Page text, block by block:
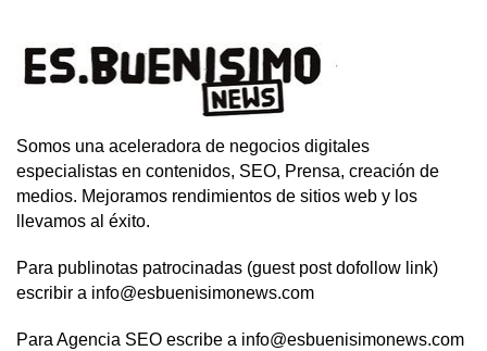
Somos una aceleradora de negocios digitales
especialistas en contenidos, SEO, Prensa, creación de
medios. Mejoramos rendimientos de sitios web y los
llevamos al éxito.
Para publinotas patrocinadas (guest post dofollow link)
escribir a info@esbuenisimonews.com
Para Agencia SEO escribe a info@esbuenisimonews.com